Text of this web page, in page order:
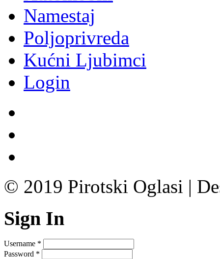
Namestaj
Poljoprivreda
Kućni Ljubimci
Login
© 2019 Pirotski Oglasi |
Sign In
Username *
Password *